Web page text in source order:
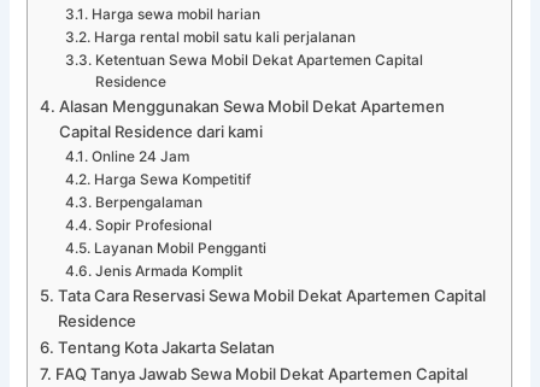
Harga sewa mobil harian
Harga rental mobil satu kali perjalanan
Ketentuan Sewa Mobil Dekat Apartemen Capital
Residence
Alasan Menggunakan Sewa Mobil Dekat Apartemen
Capital Residence dari kami
Online 24 Jam
Harga Sewa Kompetitif
Berpengalaman
Sopir Profesional
Layanan Mobil Pengganti
Jenis Armada Komplit
Tata Cara Reservasi Sewa Mobil Dekat Apartemen Capital
Residence
Tentang Kota Jakarta Selatan
FAQ Tanya Jawab Sewa Mobil Dekat Apartemen Capital